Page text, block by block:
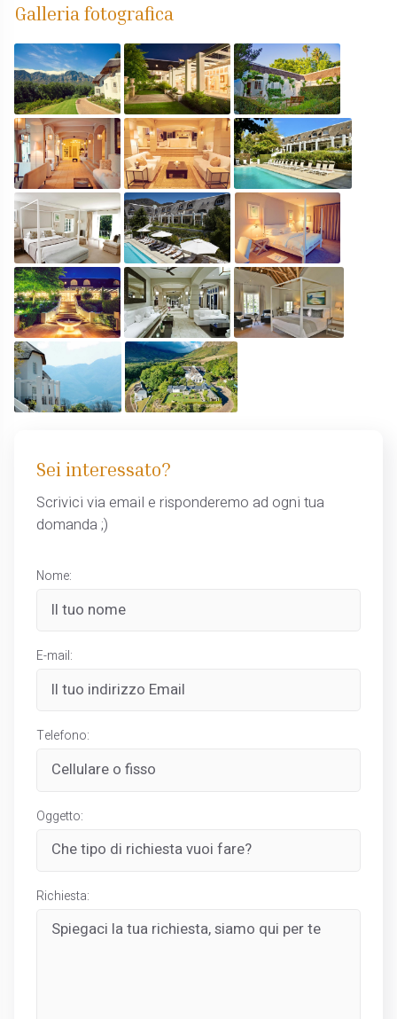
Galleria fotografica
Sei interessato?
Scrivici via email e risponderemo ad ogni tua
domanda ;)
Nome:
E-mail:
Telefono:
Oggetto:
Richiesta: